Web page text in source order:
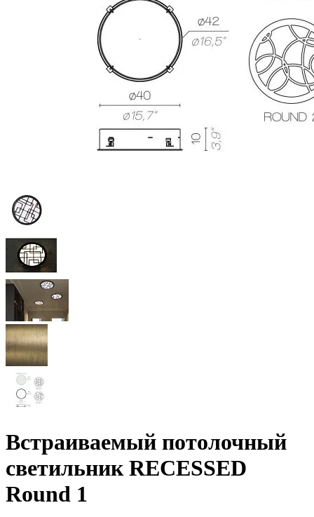
Встраиваемый потолочный
светильник RECESSED
Round 1